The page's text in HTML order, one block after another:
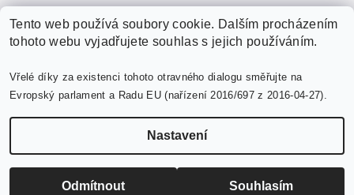
Vytvořil Shoptet
Tento web používá soubory cookie. Dalším procházením
tohoto webu vyjadřujete souhlas s jejich používáním.
Vřelé díky za existenci tohoto otravného dialogu směřujte na
Evropský parlament a Radu EU (nařízení 2016/697 z 2016-04-27).
Nastavení
Odmítnout Souhlasím